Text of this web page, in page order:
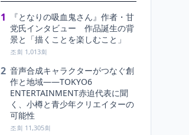
1
『となりの吸血鬼さん』作者・甘
党氏インタビュー 作品誕生の背
景と「描くことを楽しむこと」
조회 1,013회
2 音声合成キャラクターがつなぐ創
作と地域――TOKYO6
ENTERTAINMENT赤迫代表に聞
く、小樽と青少年クリエイターの
可能性
조회 11,305회